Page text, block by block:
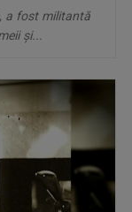
a fost militantă
şi...